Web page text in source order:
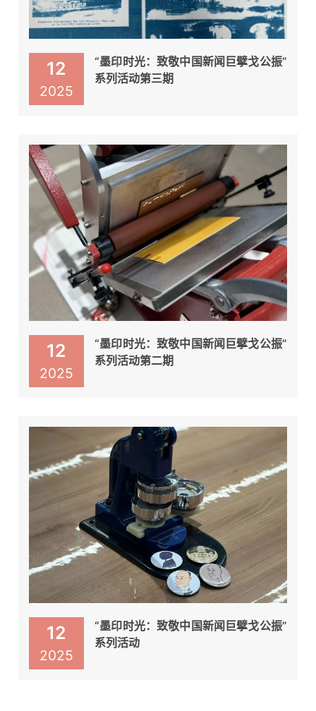
12
2025
“墨印时光：致敬中国新闻巨擘戈公振”
系列活动第三期
12
2025
“墨印时光：致敬中国新闻巨擘戈公振”
系列活动第二期
12
2025
“墨印时光：致敬中国新闻巨擘戈公振”
系列活动